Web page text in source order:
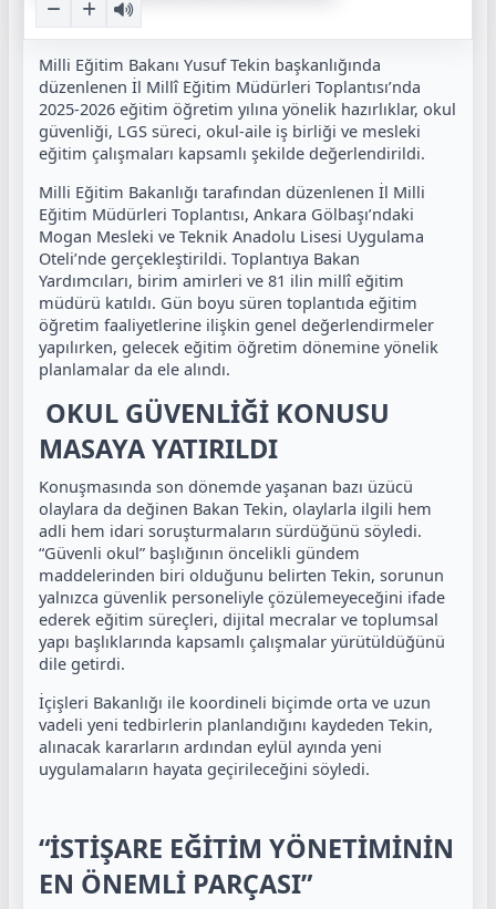
Milli Eğitim Bakanı Yusuf Tekin başkanlığında
düzenlenen İl Millî Eğitim Müdürleri Toplantısı’nda
2025-2026 eğitim öğretim yılına yönelik hazırlıklar, okul
güvenliği, LGS süreci, okul-aile iş birliği ve mesleki
eğitim çalışmaları kapsamlı şekilde değerlendirildi.
Milli Eğitim Bakanlığı tarafından düzenlenen İl Milli
Eğitim Müdürleri Toplantısı, Ankara Gölbaşı’ndaki
Mogan Mesleki ve Teknik Anadolu Lisesi Uygulama
Oteli’nde gerçekleştirildi. Toplantıya Bakan
Yardımcıları, birim amirleri ve 81 ilin millî eğitim
müdürü katıldı. Gün boyu süren toplantıda eğitim
öğretim faaliyetlerine ilişkin genel değerlendirmeler
yapılırken, gelecek eğitim öğretim dönemine yönelik
planlamalar da ele alındı.
OKUL GÜVENLİĞİ KONUSU
MASAYA YATIRILDI
Konuşmasında son dönemde yaşanan bazı üzücü
olaylara da değinen Bakan Tekin, olaylarla ilgili hem
adli hem idari soruşturmaların sürdüğünü söyledi.
“Güvenli okul” başlığının öncelikli gündem
maddelerinden biri olduğunu belirten Tekin, sorunun
yalnızca güvenlik personeliyle çözülemeyeceğini ifade
ederek eğitim süreçleri, dijital mecralar ve toplumsal
yapı başlıklarında kapsamlı çalışmalar yürütüldüğünü
dile getirdi.
İçişleri Bakanlığı ile koordineli biçimde orta ve uzun
vadeli yeni tedbirlerin planlandığını kaydeden Tekin,
alınacak kararların ardından eylül ayında yeni
uygulamaların hayata geçirileceğini söyledi.
“İSTİŞARE EĞİTİM YÖNETİMİNİN
EN ÖNEMLİ PARÇASI”